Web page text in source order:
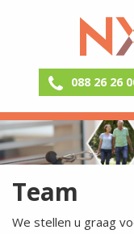
088 26 26
Team
We stellen u graag